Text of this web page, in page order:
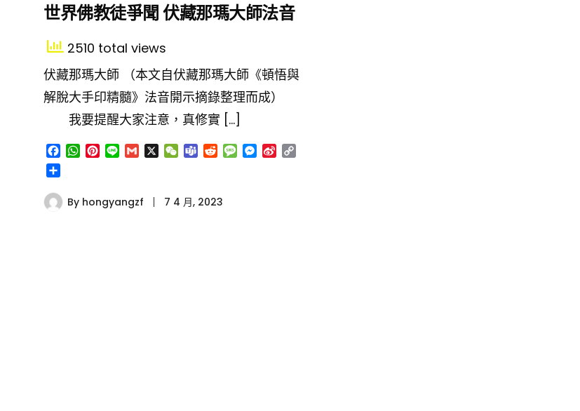
世界佛教徒爭聞 伏藏那瑪大師法音
2510 total views
伏藏那瑪大師 （本文自伏藏那瑪大師《頓悟與
解脫大手印精髓》法音開示摘錄整理而成）
我要提醒大家注意，真修實 […]
Facebook
WhatsApp
Pinterest
Line Gmail
X WeChat
TeamsRedditMessage
Messenger
Sina
By hongyangzf 7 4 月, 2023